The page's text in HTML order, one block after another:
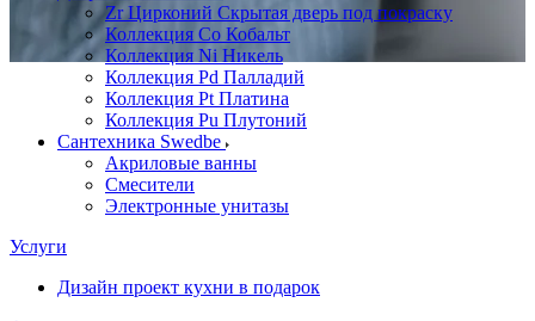
Zr Цирконий Скрытая дверь под покраску
Коллекция Co Кобальт
Коллекция Ni Никель
Коллекция Pd Палладий
Коллекция Pt Платина
Коллекция Pu Плутоний
Сантехника Swedbe
Акриловые ванны
Смесители
Электронные унитазы
Услуги
Дизайн проект кухни в подарок